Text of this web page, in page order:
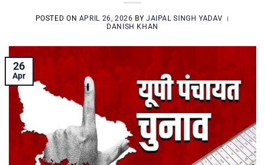
POSTED ON APRIL 26, 2026 BY JAIPAL SINGH YADAV ।
DANISH KHAN
26
Apr